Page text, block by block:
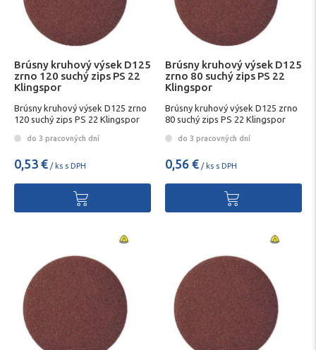
Brúsny kruhový výsek D125
zrno 120 suchý zips PS 22
Klingspor
Brúsny kruhový výsek D125 zrno
120 suchý zips PS 22 Klingspor
do 3 pracovných dní
0,53 € / ks s DPH
Brúsny kruhový výsek D125
zrno 80 suchý zips PS 22
Klingspor
Brúsny kruhový výsek D125 zrno
80 suchý zips PS 22 Klingspor
do 3 pracovných dní
0,56 € / ks s DPH